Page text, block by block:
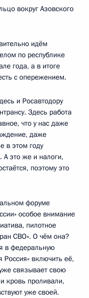
вокруг Азовского
идём
по республике
года, а в итоге
с опережением.
и Росавтодору
Здесь работа
что у нас даже
даже
в этом году
А это же и налоги,
поэтому это
форуме
особое внимание
пилотное
СВО». О чём она?
в федеральную
Россия» включить её,
связывает свою
кровь проливали,
уже своей.